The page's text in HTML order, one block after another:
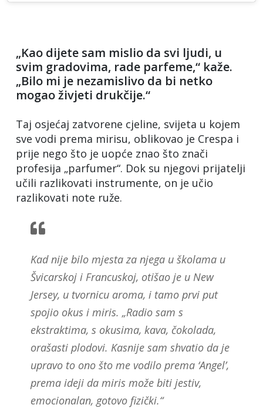
„Kao dijete sam mislio da svi ljudi, u
svim gradovima, rade parfeme,“ kaže.
„Bilo mi je nezamislivo da bi netko
mogao živjeti drukčije.“
Taj osjećaj zatvorene cjeline, svijeta u kojem
sve vodi prema mirisu, oblikovao je Crespa i
prije nego što je uopće znao što znači
profesija „parfumer“. Dok su njegovi prijatelji
učili razlikovati instrumente, on je učio
razlikovati note ruže.
Kad nije bilo mjesta za njega u školama u
Švicarskoj i Francuskoj, otišao je u New
Jersey, u tvornicu aroma, i tamo prvi put
spojio okus i miris. „Radio sam s
ekstraktima, s okusima, kava, čokolada,
orašasti plodovi. Kasnije sam shvatio da je
upravo to ono što me vodilo prema ‘Angel’,
prema ideji da miris može biti jestiv,
emocionalan, gotovo fizički.“